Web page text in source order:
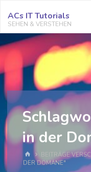
Inhalt
springen
ACs IT Tutorials
SEHEN & VERSTEHEN
in der
STARTBEITRÄGE
DER DOMÄNE"